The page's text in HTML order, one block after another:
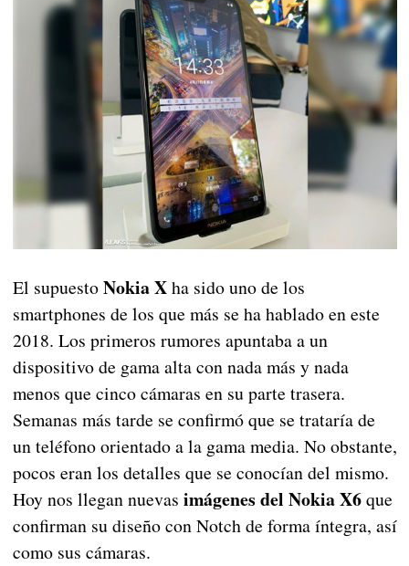
El supuestoNokia Xha sido uno de los
smartphones de los que más se ha hablado en este
2018. Los primeros rumores apuntaba a un
dispositivo de gama alta con nada más y nada
menos que cinco cámaras en su parte trasera.
Semanas más tarde se confirmó que se trataría de
un teléfono orientado a la gama media. No obstante,
pocos eran los detalles que se conocían del mismo.
Hoy nos llegan nuevas imágenes del Nokia X6que
confirman su diseño con Notch de forma íntegra, así
como sus cámaras.